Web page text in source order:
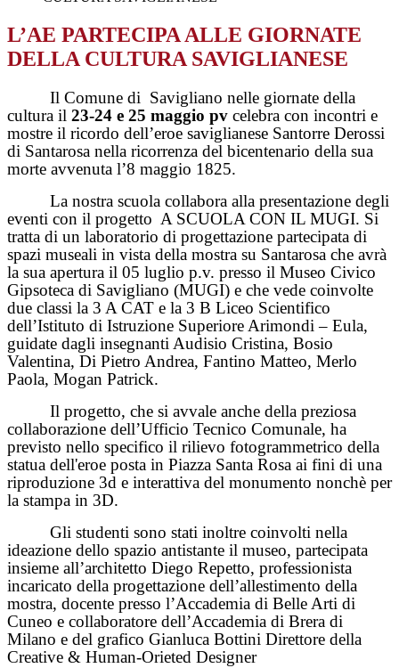
L’AE PARTECIPA ALLE GIORNATE
DELLA CULTURA SAVIGLIANESE
Il Comune di Savigliano nelle giornate della
cultura il 23-24 e 25 maggio pv celebra con incontri e
mostre il ricordo dell’eroe saviglianese Santorre Derossi
di Santarosa nella ricorrenza del bicentenario della sua
morte avvenuta l’8 maggio 1825.
La nostra scuola collabora alla presentazione degli
eventi con il progetto A SCUOLA CON IL MUGI. Si
tratta di un laboratorio di progettazione partecipata di
spazi museali in vista della mostra su Santarosa che avrà
la sua apertura il 05 luglio p.v. presso il Museo Civico
Gipsoteca di Savigliano (MUGI) e che vede coinvolte
due classi la 3 A CAT e la 3 B Liceo Scientifico
dell’Istituto di Istruzione Superiore Arimondi – Eula,
guidate dagli insegnanti Audisio Cristina, Bosio
Valentina, Di Pietro Andrea, Fantino Matteo, Merlo
Paola, Mogan Patrick.
Il progetto, che si avvale anche della preziosa
collaborazione dell’Ufficio Tecnico Comunale, ha
previsto nello specifico il rilievo fotogrammetrico della
statua dell'eroe posta in Piazza Santa Rosa ai fini di una
riproduzione 3d e interattiva del monumento nonchè per
la stampa in 3D.
Gli studenti sono stati inoltre coinvolti nella
ideazione dello spazio antistante il museo, partecipata
insieme all’architetto Diego Repetto, professionista
incaricato della progettazione dell’allestimento della
mostra, docente presso l’Accademia di Belle Arti di
Cuneo e collaboratore dell’Accademia di Brera di
Milano e del grafico Gianluca Bottini Direttore della
Creative & Human-Orieted Designer